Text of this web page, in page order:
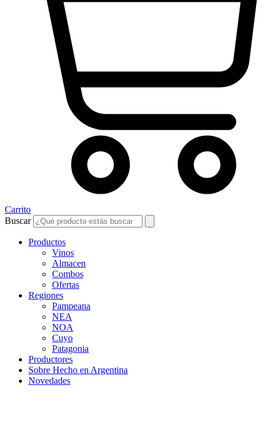
Carrito
Buscar
Productos
Vinos
Almacen
Combos
Ofertas
Regiones
Pampeana
NEA
NOA
Cuyo
Patagonia
Productores
Sobre Hecho en Argentina
Novedades